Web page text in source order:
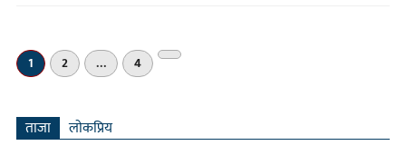
1 2 … 4
अर्को
ताजा लाेकप्रिय